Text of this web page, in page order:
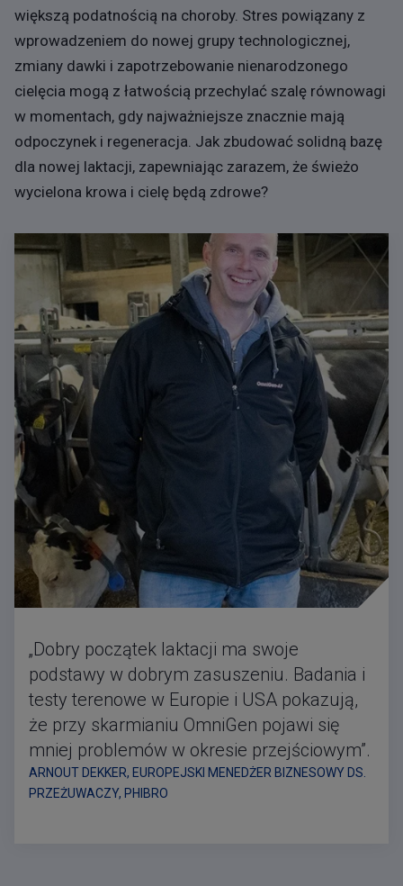
większą podatnością na choroby. Stres powiązany z
wprowadzeniem do nowej grupy technologicznej,
zmiany dawki i zapotrzebowanie nienarodzonego
cielęcia mogą z łatwością przechylać szalę równowagi
w momentach, gdy najważniejsze znacznie mają
odpoczynek i regeneracja. Jak zbudować solidną bazę
dla nowej laktacji, zapewniając zarazem, że świeżo
wycielona krowa i cielę będą zdrowe?
„Dobry początek laktacji ma swoje
podstawy w dobrym zasuszeniu. Badania i
testy terenowe w Europie i USA pokazują,
że przy skarmianiu OmniGen pojawi się
mniej problemów w okresie przejściowym”.
ARNOUT DEKKER, EUROPEJSKI MENEDŻER BIZNESOWY DS.
PRZEŻUWACZY, PHIBRO